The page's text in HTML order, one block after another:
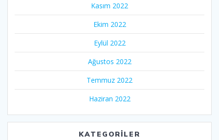
Kasım 2022
Ekim 2022
Eylül 2022
Ağustos 2022
Temmuz 2022
Haziran 2022
KATEGORILER